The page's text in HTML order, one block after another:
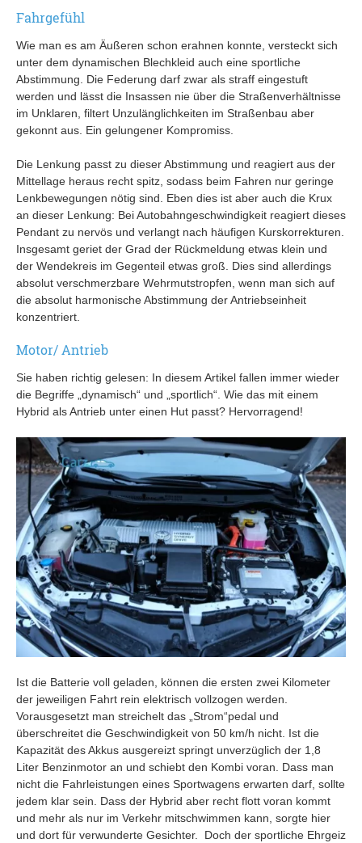
Fahrgefühl
Wie man es am Äußeren schon erahnen konnte, versteckt sich
unter dem dynamischen Blechkleid auch eine sportliche
Abstimmung. Die Federung darf zwar als straff eingestuft
werden und lässt die Insassen nie über die Straßenverhältnisse
im Unklaren, filtert Unzulänglichkeiten im Straßenbau aber
gekonnt aus. Ein gelungener Kompromiss.
Die Lenkung passt zu dieser Abstimmung und reagiert aus der
Mittellage heraus recht spitz, sodass beim Fahren nur geringe
Lenkbewegungen nötig sind. Eben dies ist aber auch die Krux
an dieser Lenkung: Bei Autobahngeschwindigkeit reagiert dieses
Pendant zu nervös und verlangt nach häufigen Kurskorrekturen.
Insgesamt geriet der Grad der Rückmeldung etwas klein und
der Wendekreis im Gegenteil etwas groß. Dies sind allerdings
absolut verschmerzbare Wehrmutstropfen, wenn man sich auf
die absolut harmonische Abstimmung der Antriebseinheit
konzentriert.
Motor/ Antrieb
Sie haben richtig gelesen: In diesem Artikel fallen immer wieder
die Begriffe „dynamisch“ und „sportlich“. Wie das mit einem
Hybrid als Antrieb unter einen Hut passt? Hervorragend!
Ist die Batterie voll geladen, können die ersten zwei Kilometer
der jeweiligen Fahrt rein elektrisch vollzogen werden.
Vorausgesetzt man streichelt das „Strom“pedal und
überschreitet die Geschwindigkeit von 50 km/h nicht. Ist die
Kapazität des Akkus ausgereizt springt unverzüglich der 1,8
Liter Benzinmotor an und schiebt den Kombi voran. Dass man
nicht die Fahrleistungen eines Sportwagens erwarten darf, sollte
jedem klar sein. Dass der Hybrid aber recht flott voran kommt
und mehr als nur im Verkehr mitschwimmen kann, sorgte hier
und dort für verwunderte Gesichter. Doch der sportliche Ehrgeiz